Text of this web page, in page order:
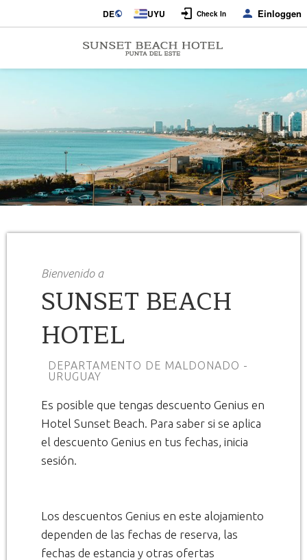
DE UYU Check In Einloggen
Bienvenido a
SUNSET BEACH
HOTEL
DEPARTAMENTO DE MALDONADO -
URUGUAY
Es posible que tengas descuento Genius en
Hotel Sunset Beach. Para saber si se aplica
el descuento Genius en tus fechas, inicia
sesión.
Los descuentos Genius en este alojamiento
dependen de las fechas de reserva, las
fechas de estancia y otras ofertas